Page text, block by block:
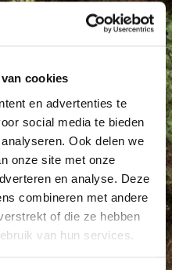
cookies
en advertenties te
social media te bieden
Ook delen we
onze site met onze
en analyse. Deze
combineren met andere
of die ze hebben
van hun services.
oval
local
ivan
dick